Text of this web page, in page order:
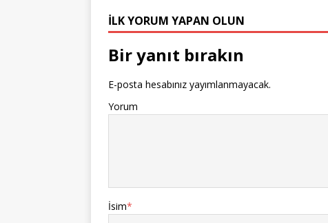
İLK YORUM YAPAN OLUN
Bir yanıt bırakın
E-posta hesabınız yayımlanmayacak.
Yorum
İsim*